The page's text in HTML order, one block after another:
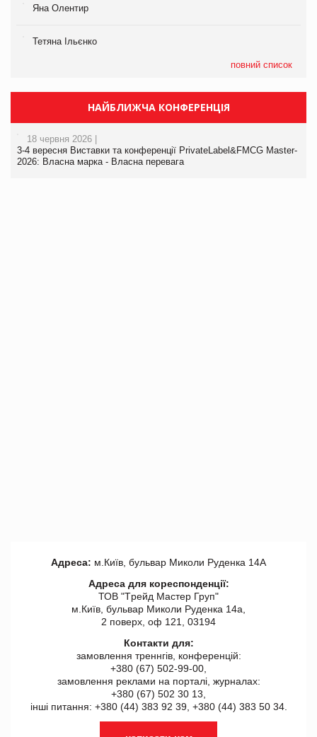
Яна Олентир
Тетяна Ільєнко
повний список
НАЙБЛИЖЧА КОНФЕРЕНЦІЯ
18 червня 2026 |
3-4 вересня Виставки та конференції PrivateLabel&FMCG Master-
2026: Власна марка - Власна перевага
Адреса: м.Київ, бульвар Миколи Руденка 14А
Адреса для кореспонденції:
ТОВ "Tрейд Мастер Груп"
м.Київ, бульвар Миколи Руденка 14а,
2 поверх, оф 121, 03194
Контакти для:
замовлення треннгів, конференцій:
+380 (67) 502-99-00,
замовлення реклами на порталі, журналах:
+380 (67) 502 30 13,
інші питання: +380 (44) 383 92 39, +380 (44) 383 50 34.